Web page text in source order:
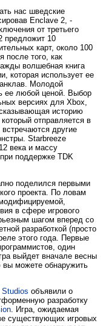
нас шведские
Enclave 2, -
от третьего
предложит 10
карт, около 100
после того, как
волшебная книга
которая использует ее
Молодой
ее любой ценой. Выбор
версиях для Xbox,
историю
отправляется в
другие
Starbreeze
века и массу
поддержке TDK
поделился первыми
проекта. По ловам
в сфере игрового
шагом вперед со
разработкой (просто
этого года. Первые
один
выйдет вначале весны
можете обнаружить
Studios объявили о
разработку
. Игра, ожидаемая
существующих игровых